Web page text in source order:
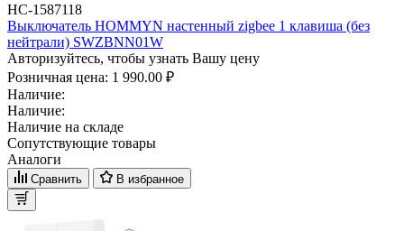
НС-1587118
Выключатель HOMMYN настенный zigbee 1 клавиша (без
нейтрали) SWZBNN01W
Авторизуйтесь, чтобы узнать Вашу цену
Розничная цена: 1 990.00 ₽
Наличие:
Наличие:
Наличие на складе
Сопутствующие товары
Аналоги
Сравнить В избранное